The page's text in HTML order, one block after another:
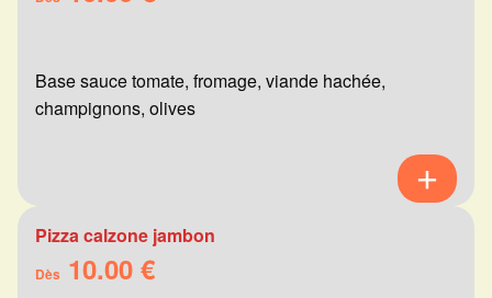
Base sauce tomate, fromage, viande hachée,
champignons, olives
Pizza calzone jambon
Dès 10.00 €